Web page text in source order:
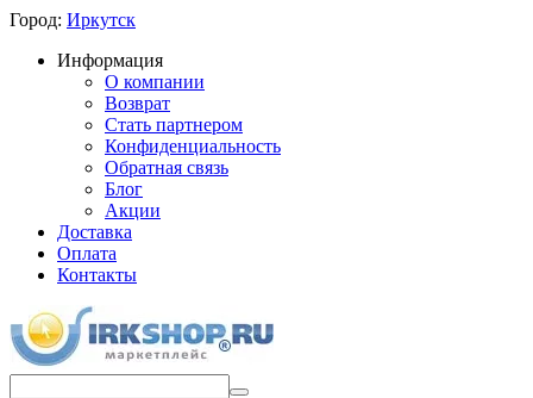
Город: Иркутск
Информация
О компании
Возврат
Стать партнером
Конфиденциальность
Обратная связь
Блог
Акции
Доставка
Оплата
Контакты